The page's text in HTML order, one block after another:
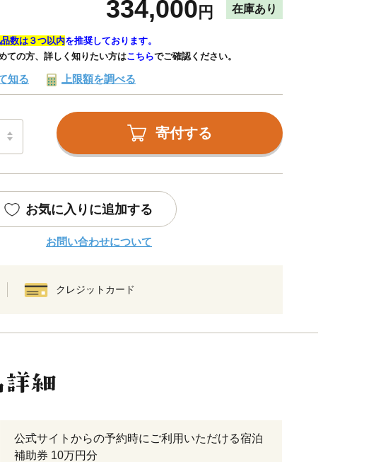
334,000 円 在庫あり
数は３つ以内を推奨しております。
ての方、詳しく知りたい方はこちらでご確認ください。
知る 上限額を調べる
寄付する
お気に入りに追加する
お問い合わせについて
クレジットカード
公式サイトからの予約時にご利用いただける宿泊
補助券 10万円分